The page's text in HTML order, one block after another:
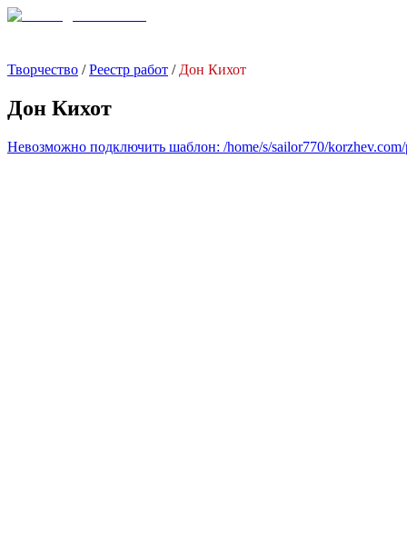
Творчество /Реестр работ / Дон Кихот
Дон Кихот
Невозможно подключить шаблон: /home/s/sailor770/